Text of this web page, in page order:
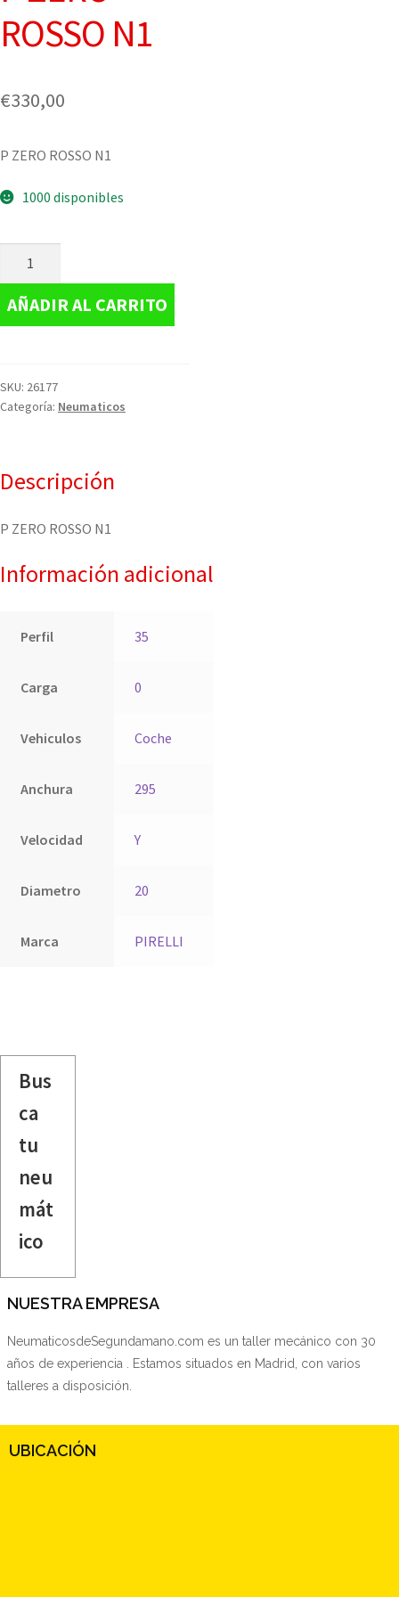
ROSSO N1
€330,00
P ZERO ROSSO N1
1000 disponibles
AÑADIR AL CARRITO
SKU: 26177
Categoría: Neumaticos
Descripción
P ZERO ROSSO N1
Información adicional
Perfil 35
Carga 0
Vehiculos Coche
Anchura 295
Velocidad Y
Diametro 20
Marca PIRELLI
Bus
ca
tu
neu
mát
ico
NUESTRA EMPRESA
NeumaticosdeSegundamano.com es un taller mecánico con 30
años de experiencia . Estamos situados en Madrid, con varios
talleres a disposición.
UBICACIÓN